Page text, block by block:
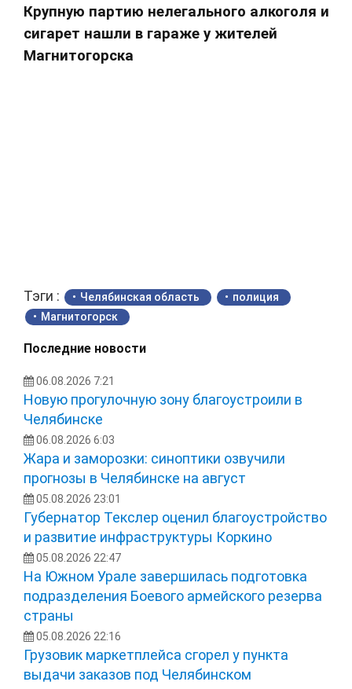
Крупную партию нелегального алкоголя и
сигарет нашли в гараже у жителей
Магнитогорска
Тэги : Челябинская область
полиция
Магнитогорск
Последние новости
06.08.2026 7:21
Новую прогулочную зону благоустроили в
Челябинске
06.08.2026 6:03
Жара и заморозки: синоптики озвучили
прогнозы в Челябинске на август
05.08.2026 23:01
Губернатор Текслер оценил благоустройство
и развитие инфраструктуры Коркино
05.08.2026 22:47
На Южном Урале завершилась подготовка
подразделения Боевого армейского резерва
страны
05.08.2026 22:16
Грузовик маркетплейса сгорел у пункта
выдачи заказов под Челябинском